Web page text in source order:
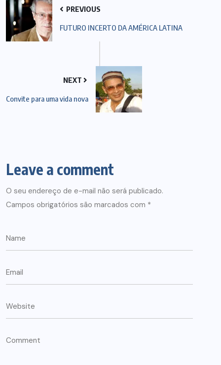
PREVIOUS
FUTURO INCERTO DA AMÉRICA LATINA
NEXT
Convite para uma vida nova
Leave a comment
O seu endereço de e-mail não será publicado.
Campos obrigatórios são marcados com *